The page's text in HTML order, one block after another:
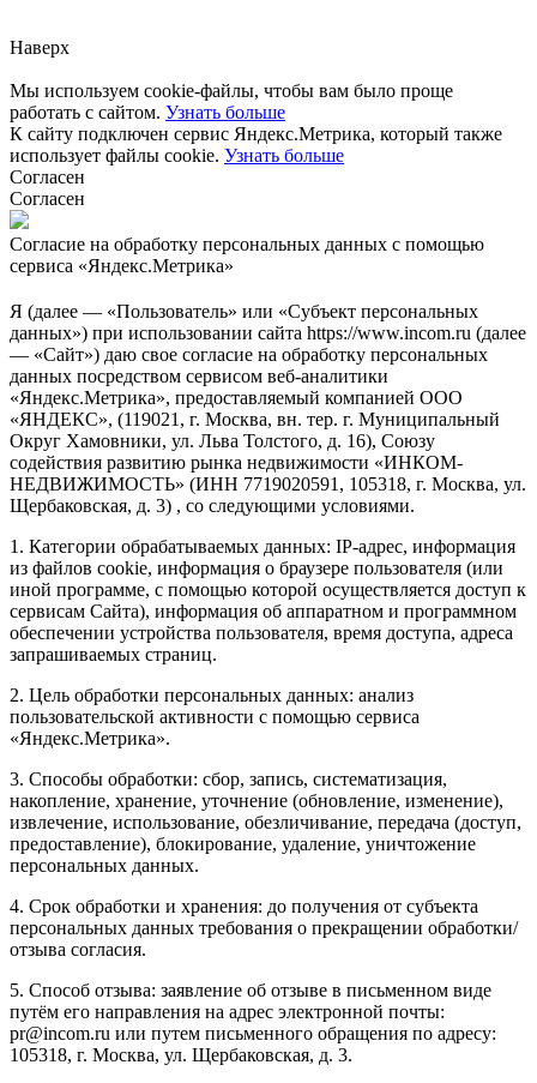
Наверх
Мы используем cookie-файлы, чтобы вам было проще
работать с сайтом. Узнать больше
К сайту подключен сервис Яндекс.Метрика, который также
использует файлы cookie. Узнать больше
Согласен
Согласен
Согласие на обработку персональных данных с помощью
сервиса «Яндекс.Метрика»
Я (далее — «Пользователь» или «Субъект персональных
данных») при использовании сайта https://www.incom.ru (далее
— «Сайт») даю свое согласие на обработку персональных
данных посредством сервисом веб-аналитики
«Яндекс.Метрика», предоставляемый компанией ООО
«ЯНДЕКС», (119021, г. Москва, вн. тер. г. Муниципальный
Округ Хамовники, ул. Льва Толстого, д. 16), Союзу
содействия развитию рынка недвижимости «ИНКОМ-
НЕДВИЖИМОСТЬ» (ИНН 7719020591, 105318, г. Москва, ул.
Щербаковская, д. 3) , со следующими условиями.
1. Категории обрабатываемых данных: IP-адрес, информация
из файлов cookie, информация о браузере пользователя (или
иной программе, с помощью которой осуществляется доступ к
сервисам Сайта), информация об аппаратном и программном
обеспечении устройства пользователя, время доступа, адреса
запрашиваемых страниц.
2. Цель обработки персональных данных: анализ
пользовательской активности с помощью сервиса
«Яндекс.Метрика».
3. Способы обработки: сбор, запись, систематизация,
накопление, хранение, уточнение (обновление, изменение),
извлечение, использование, обезличивание, передача (доступ,
предоставление), блокирование, удаление, уничтожение
персональных данных.
4. Срок обработки и хранения: до получения от субъекта
персональных данных требования о прекращении обработки/
отзыва согласия.
5. Способ отзыва: заявление об отзыве в письменном виде
путём его направления на адрес электронной почты:
pr@incom.ru или путем письменного обращения по адресу:
105318, г. Москва, ул. Щербаковская, д. 3.